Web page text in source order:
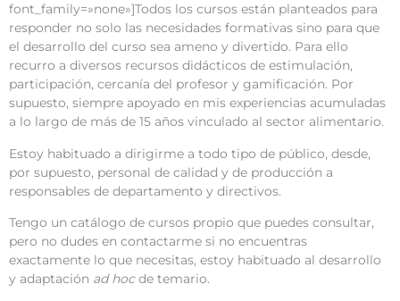
font_family=»none»]Todos los cursos están planteados para
responder no solo las necesidades formativas sino para que
el desarrollo del curso sea ameno y divertido. Para ello
recurro a diversos recursos didácticos de estimulación,
participación, cercanía del profesor y gamificación. Por
supuesto, siempre apoyado en mis experiencias acumuladas
a lo largo de más de 15 años vinculado al sector alimentario.
Estoy habituado a dirigirme a todo tipo de público, desde,
por supuesto, personal de calidad y de producción a
responsables de departamento y directivos.
Tengo un catálogo de cursos propio que puedes consultar,
pero no dudes en contactarme si no encuentras
exactamente lo que necesitas, estoy habituado al desarrollo
y adaptación ad hocde temario.